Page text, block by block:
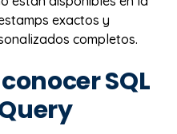
exactos y
completos.
SQL